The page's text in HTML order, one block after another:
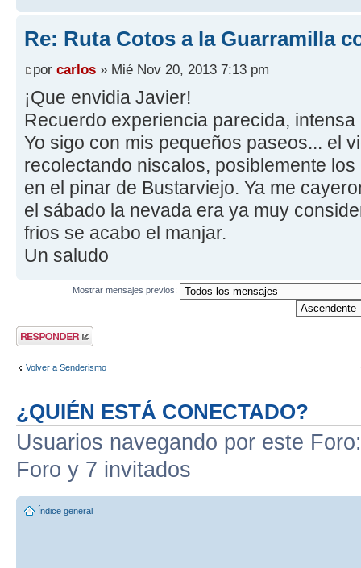
Re: Ruta Cotos a la Guarramilla
por carlos » Mié Nov 20, 2013 7:13 pm
¡Que envidia Javier!
Recuerdo experiencia parecida,
Yo sigo con mis pequeños paseos... el
recolectando niscalos, posiblemente
en el pinar de Bustarviejo. Ya me
el sábado la nevada era ya muy
frios se acabo el manjar.
Un saludo
Mostrar mensajes previos:
Publicar una
respuesta
Volver a Senderismo
¿QUIÉN ESTÁ CONECTADO?
Usuarios navegando por este
Foro y 7 invitados
Índice general